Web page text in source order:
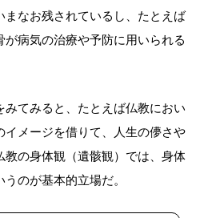
まなお残されているし、たとえば
病気の治療や予防に用いられる
てみると、たとえば仏教におい
イメージを借りて、人生の儚さや
教の身体観（遺骸観）では、身体
うのが基本的立場だ。